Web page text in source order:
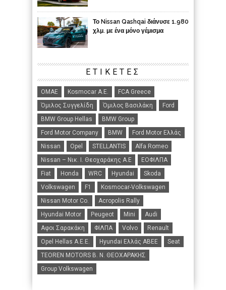
Το Nissan Qashqai διάνυσε 1.980
χλμ. με ένα μόνο γέμισμα
ΕΤΙΚΈΤΕΣ
ΟΜΑΕ Kosmocar Α.Ε.
FCA Greece
Όμιλος Συγγελίδη
Όμιλος Βασιλάκη
Ford
BMW Group Hellas
BMW Group
Ford Motor Company
BMW
Ford Motor Ελλάς
Nissan
Opel STELLANTIS
Alfa Romeo
Nissan – Νικ. Ι. Θεοχαράκης Α.Ε
ΕΟΦΙΛΠΑ
Fiat
Honda WRC Hyundai
Skoda
Volkswagen
F1
Kosmocar-Volkswagen
Nissan Motor Co.
Acropolis Rally
Hyundai Motor
Peugeot Mini
Audi
Αφοι Σαρακάκη
ΦΙΛΠΑ Volvo
Renault
Opel Hellas A.E.E.
Hyundai Ελλάς ΑΒΕΕ
Seat
TEOREN MOTORS B. N. ΘΕΟΧΑΡΑΚΗΣ
Group Volkswagen